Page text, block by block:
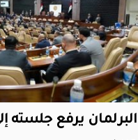
البرلمان يرفع جلسته